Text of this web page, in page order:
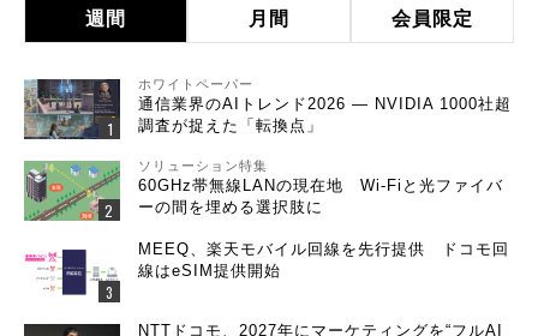
週間 月間 会員限定
ホワイトペーパー
通信業界のAIトレンド2026 ― NVIDIA 1000社超
調査が捉えた「転換点」
ソリューション特集
60GHz帯無線LANの現在地 Wi-Fiと光ファイバ
ーの間を埋める選択肢に
MEEQ、楽天モバイル回線を先行提供 ドコモ回
線はeSIM提供開始
NTTドコモ、2027年にマーケティングを“フルAI